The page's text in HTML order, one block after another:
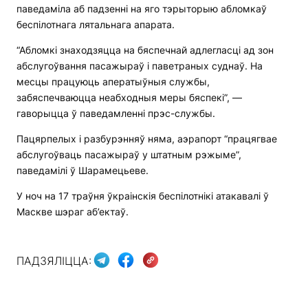
паведаміла аб падзенні на яго тэрыторыю абломкаў
беспілотнага лятальнага апарата.
“Абломкі знаходзяцца на бяспечнай адлегласці ад зон
абслугоўвання пасажыраў і паветраных суднаў. На
месцы працуюць аператыўныя службы,
забяспечваюцца неабходныя меры бяспекі”, —
гаворыцца ў паведамленні прэс-службы.
Пацярпелых і разбурэнняў няма, аэрапорт “працягвае
абслугоўваць пасажыраў у штатным рэжыме”,
паведамілі ў Шарамецьеве.
У ноч на 17 траўня ўкраінскія беспілотнікі атакавалі ў
Маскве шэраг аб’ектаў.
ПАДЗЯЛІЦЦА: